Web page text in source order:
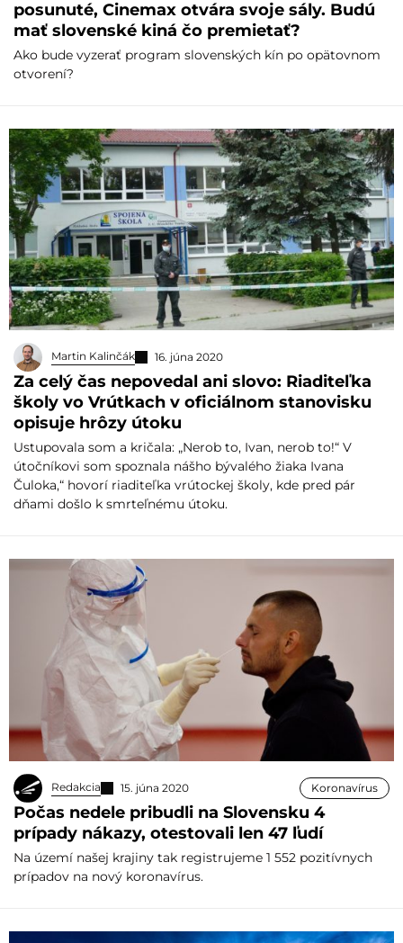
posunuté, Cinemax otvára svoje sály. Budú
mať slovenské kiná čo premietať?
Ako bude vyzerať program slovenských kín po opätovnom
otvorení?
Martin Kalinčák 16. júna 2020
Za celý čas nepovedal ani slovo: Riaditeľka
školy vo Vrútkach v oficiálnom stanovisku
opisuje hrôzy útoku
Ustupovala som a kričala: „Nerob to, Ivan, nerob to!“ V
útočníkovi som spoznala nášho bývalého žiaka Ivana
Čuloka,“ hovorí riaditeľka vrútockej školy, kde pred pár
dňami došlo k smrteľnému útoku.
Redakcia 15. júna 2020 Koronavírus
Počas nedele pribudli na Slovensku 4
prípady nákazy, otestovali len 47 ľudí
Na území našej krajiny tak registrujeme 1 552 pozitívnych
prípadov na nový koronavírus.